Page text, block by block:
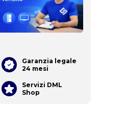
Garanzia legale
24 mesi
Servizi DML
Shop